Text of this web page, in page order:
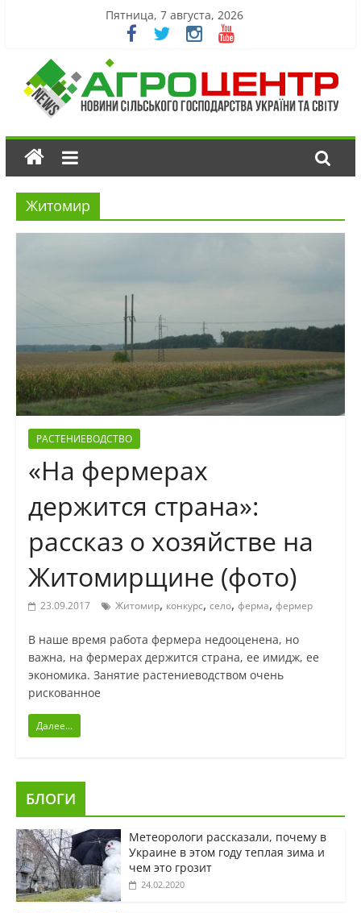
Пятница, 7 августа, 2026
Житомир
РАСТЕНИЕВОДСТВО
«На фермерах
держится страна»:
рассказ о хозяйстве на
Житомирщине (фото)
23.09.2017 Житомир, конкурс, село, ферма, фермер
В наше время работа фермера недооценена, но
важна, на фермерах держится страна, ее имидж, ее
экономика. Занятие растениеводством очень
рискованное
Далее...
БЛОГИ
Метеорологи рассказали, почему в
Украине в этом году теплая зима и
чем это грозит
24.02.2020